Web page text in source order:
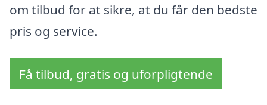
om tilbud for at sikre, at du får den bedste
pris og service.
Få tilbud, gratis og uforpligtende